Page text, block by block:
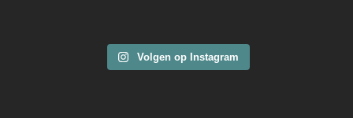
Volgen op Instagram